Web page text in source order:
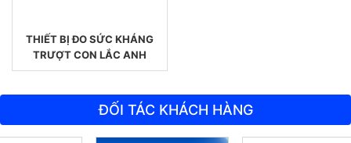
THIẾT BỊ ĐO SỨC KHÁNG
TRƯỢT CON LẮC ANH
ĐỐI TÁC KHÁCH HÀNG